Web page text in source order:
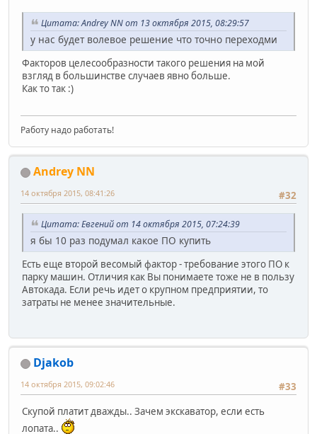
Цитата: Andrey NN от 13 октября 2015, 08:29:57
у нас будет волевое решение что точно переходми
Факторов целесообразности такого решения на мой
взгляд в большинстве случаев явно больше.
Как то так :)
Работу надо работать!
Andrey NN
#32
14 октября 2015, 08:41:26
Цитата: Евгений от 14 октября 2015, 07:24:39
я бы 10 раз подумал какое ПО купить
Есть еще второй весомый фактор - требование этого ПО к
парку машин. Отличия как Вы понимаете тоже не в пользу
Автокада. Если речь идет о крупном предприятии, то
затраты не менее значительные.
Djakob
#33
14 октября 2015, 09:02:46
Скупой платит дважды.. Зачем экскаватор, если есть
лопата..